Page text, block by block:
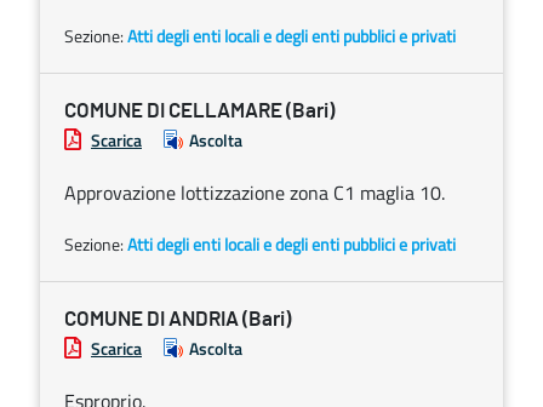
Sezione:Atti degli enti locali e degli enti pubblici e privati
COMUNE DI CELLAMARE (Bari)
Scarica Ascolta
Approvazione lottizzazione zona C1 maglia 10.
Sezione:Atti degli enti locali e degli enti pubblici e privati
COMUNE DI ANDRIA (Bari)
Scarica Ascolta
Esproprio.